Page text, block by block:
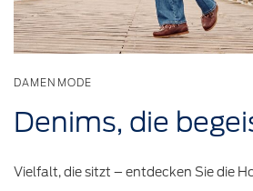
DAMENMODE
Denims, die
Vielfalt, die sitzt – entdecken Sie die